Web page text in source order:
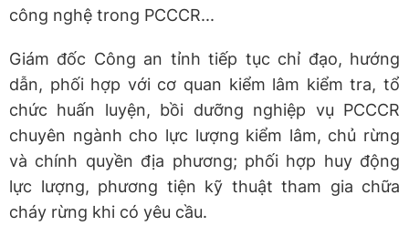
công nghệ trong PCCCR...
Giám đốc Công an tỉnh tiếp tục chỉ đạo, hướng
dẫn, phối hợp với cơ quan kiểm lâm kiểm tra, tổ
chức huấn luyện, bồi dưỡng nghiệp vụ PCCCR
chuyên ngành cho lực lượng kiểm lâm, chủ rừng
và chính quyền địa phương; phối hợp huy động
lực lượng, phương tiện kỹ thuật tham gia chữa
cháy rừng khi có yêu cầu.